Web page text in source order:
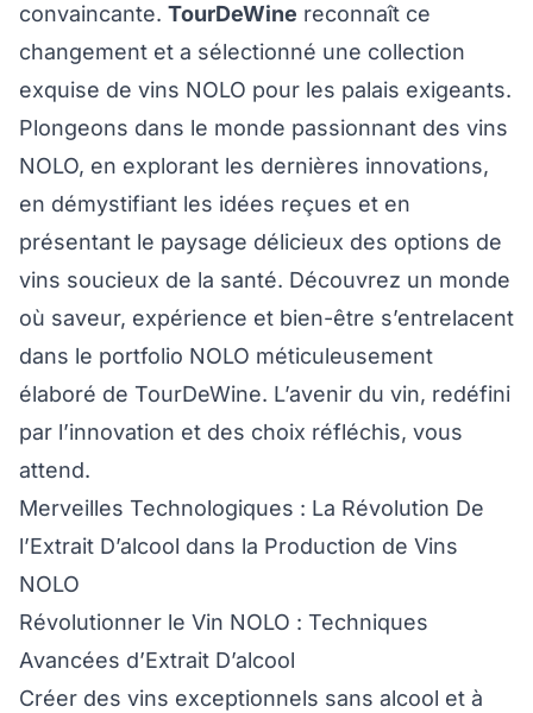
convaincante. TourDeWine reconnaît ce
changement et a sélectionné une collection
exquise de vins NOLO pour les palais exigeants.
Plongeons dans le monde passionnant des vins
NOLO, en explorant les dernières innovations,
en démystifiant les idées reçues et en
présentant le paysage délicieux des options de
vins soucieux de la santé. Découvrez un monde
où saveur, expérience et bien-être s’entrelacent
dans le portfolio NOLO méticuleusement
élaboré de TourDeWine. L’avenir du vin, redéfini
par l’innovation et des choix réfléchis, vous
attend.
Merveilles Technologiques : La Révolution De
l’Extrait D’alcool dans la Production de Vins
NOLO
Révolutionner le Vin NOLO : Techniques
Avancées d’Extrait D’alcool
Créer des vins exceptionnels sans alcool et à